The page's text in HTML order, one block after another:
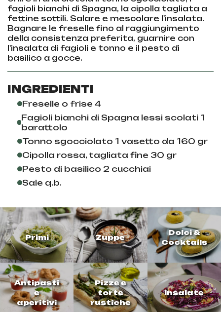
fagioli bianchi di Spagna, la cipolla tagliata a
fettine sottili. Salare e mescolare l'insalata.
Bagnare le freselle fino al raggiungimento
della consistenza preferita, guarnire con
l'insalata di fagioli e tonno e il pesto di
basilico a gocce.
INGREDIENTI
Freselle o frise 4
Fagioli bianchi di Spagna lessi scolati 1
barattolo
Tonno sgocciolato 1 vasetto da 160 gr
Cipolla rossa, tagliata fine 30 gr
Pesto di basilico 2 cucchiai
Sale q.b.
Primi Zuppe
Dolci &
Cocktails
Antipasti
e
aperitivi
Pizze e
torte
rustiche
Insalate